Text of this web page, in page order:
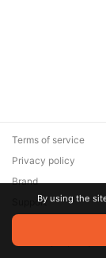
© 2026 Zaya
are the property
Terms of service
Privacy policy
Brand
SupportBy using the